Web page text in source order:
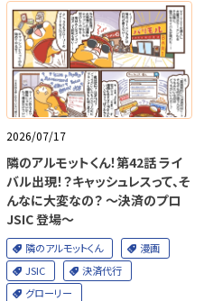
2026/07/17
隣のアルモットくん！第42話 ライ
バル出現！？キャッシュレスって、そ
んなに大変なの？ ～決済のプロ
JSIC 登場～
隣のアルモットくん
漫画
JSIC
決済代行
グローリー